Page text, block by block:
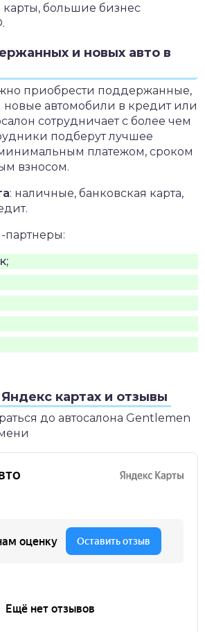
большие бизнес
и новых авто в
приобрести поддержанные,
автомобили в кредит или
сотрудничает с более чем
подберут лучшее
платежом, сроком
взносом.
: наличные, банковская карта,
картах и отзывы
до автосалона Gentlemen